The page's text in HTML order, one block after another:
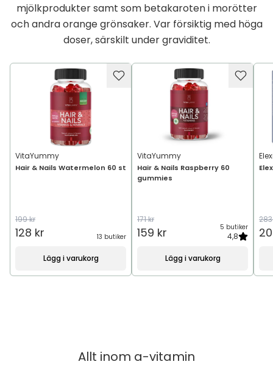
mjölkprodukter samt som betakaroten i morötter
och andra orange grönsaker. Var försiktig med höga
doser, särskilt under graviditet.
VitaYummy
Hair & Nails Watermelon 60 st
199 kr
128 kr 13 butiker
Lägg i varukorg
VitaYummy
Hair & Nails Raspberry 60
gummies
171 kr
159 kr 5 butiker
4,8
Lägg i varukorg
Allt inom a-vitamin